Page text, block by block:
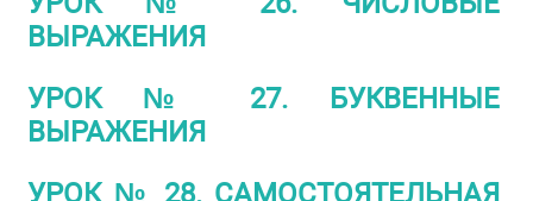
ВЫРАЖЕНИЯ
УРОК № 27. БУКВЕННЫЕ
ВЫРАЖЕНИЯ
УРОК № 28. САМОСТОЯТЕЛЬНАЯ